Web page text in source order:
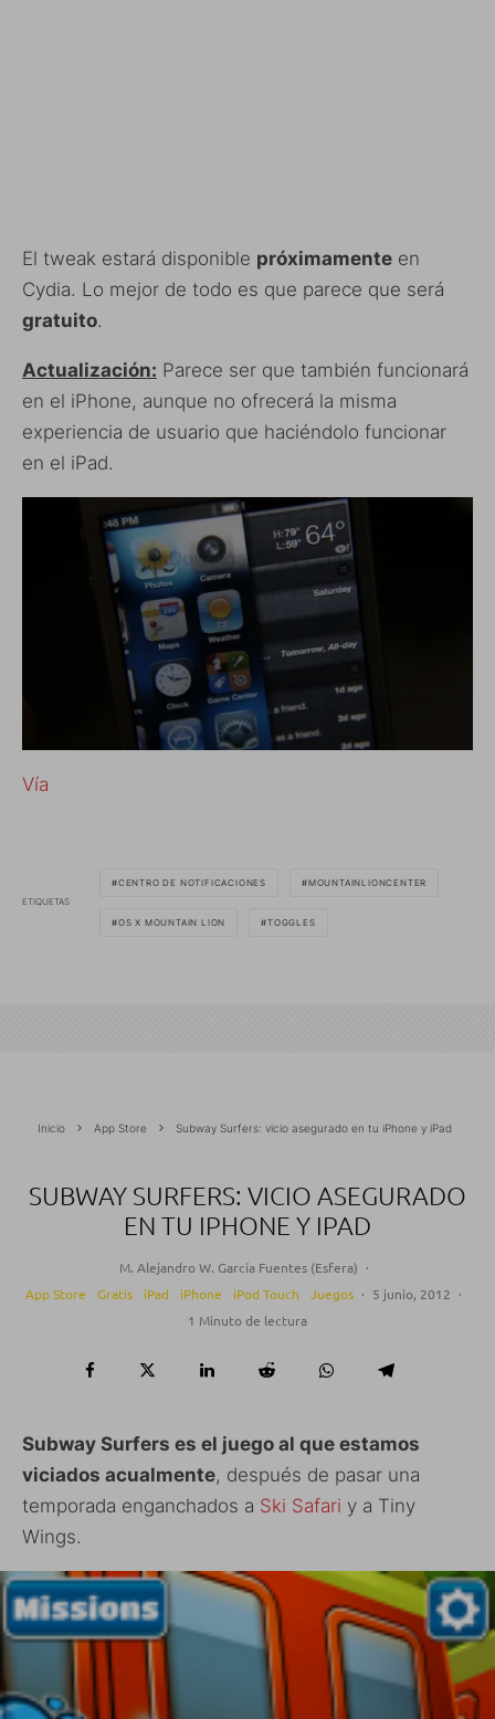
El tweak estará disponible próximamente en
Cydia. Lo mejor de todo es que parece que será
gratuito.
Actualización: Parece ser que también funcionará
en el iPhone, aunque no ofrecerá la misma
experiencia de usuario que haciéndolo funcionar
en el iPad.
Vía
ETIQUETAS
CENTRO DE NOTIFICACIONES MOUNTAINLIONCENTER
OS X MOUNTAIN LION TOGGLES
Inicio App Store Subway Surfers: vicio asegurado en tu iPhone y iPad
SUBWAY SURFERS: VICIO ASEGURADO
EN TU IPHONE Y IPAD
M. Alejandro W. García Fuentes (Esfera) ·
App Store
Gratis iPad iPhone iPod Touch Juegos · 5 junio, 2012 ·
1 Minuto de lectura
Subway Surfers es el juego al que estamos
viciados acualmente, después de pasar una
temporada enganchados a Ski Safari y a Tiny
Wings.